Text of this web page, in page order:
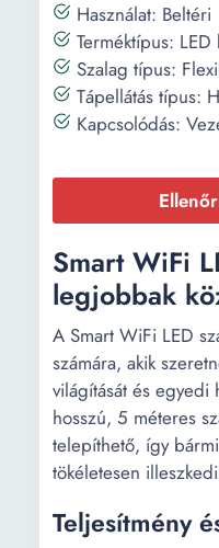
Használat: Beltéri
Terméktípus: LED
Szalag típus:
Tápellátás típus:
Kapcsolódás:
Smart WiFi
legjobbak
A Smart WiFi LED
számára, akik
világítását és egyedi
hosszú, 5 méteres
telepíthető, így
tökéletesen
Teljesítmény